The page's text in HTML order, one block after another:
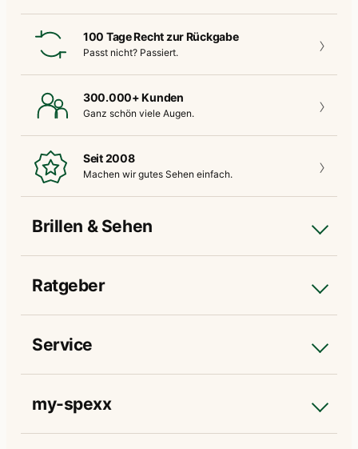
100 Tage Recht zur Rückgabe
Passt nicht? Passiert.
300.000+ Kunden
Ganz schön viele Augen.
Seit 2008
Machen wir gutes Sehen einfach.
Brillen & Sehen
Ratgeber
Service
my-spexx